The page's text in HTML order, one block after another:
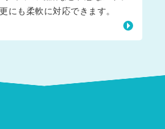
にも柔軟に対応できます。